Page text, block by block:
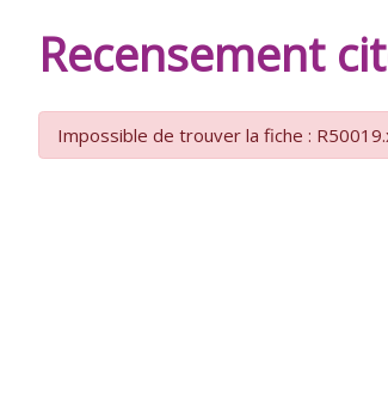
Recensement
Impossible de trouver la fiche :